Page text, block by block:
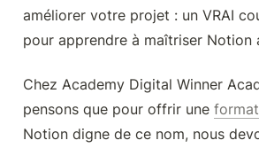
améliorer votre projet : un VRAI
pour apprendre à maîtriser Notion
Chez Academy Digital Winner
pensons que pour offrir une
Notion digne de ce nom, nous